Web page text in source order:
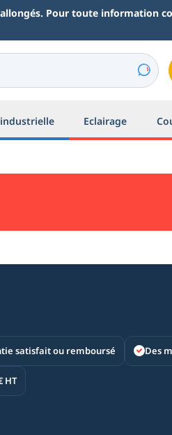
Pour toute information
Eclairage
satisfait ou remboursé Des
HT